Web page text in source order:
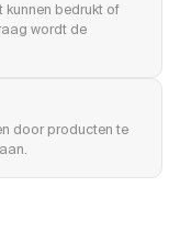
kunnen bedrukt of
wordt de
door producten te